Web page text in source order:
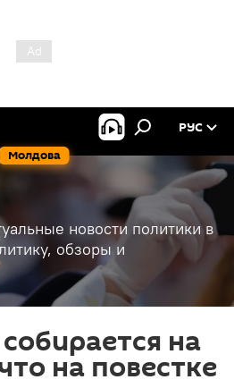
Молдова
РУС
новости политики в
обзоры и
на
на повестке